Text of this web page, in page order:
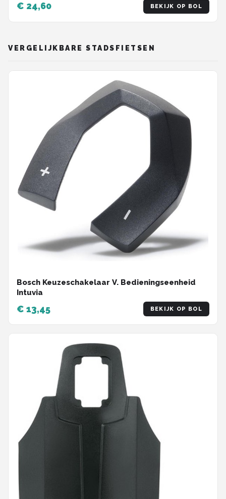
€ 24,60 BEKIJK OP BOL
VERGELIJKBARE STADSFIETSEN
Bosch Keuzeschakelaar V. Bedieningseenheid
Intuvia
€ 13,45 BEKIJK OP BOL